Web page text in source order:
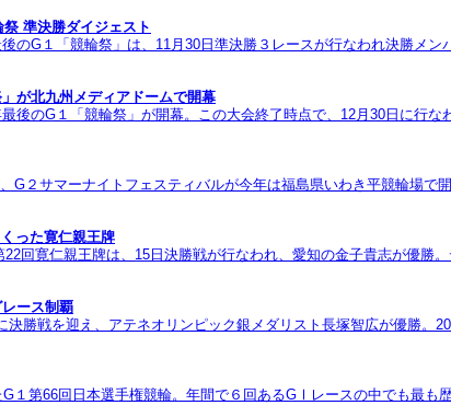
準決勝ダイジェスト
のG１「競輪祭」は、11月30日準決勝３レースが行なわれ決勝メ
が北九州メディアドームで開幕
後のG１「競輪祭」が開幕。この大会終了時点で、12月30日に行
G２サマーナイトフェスティバルが今年は福島県いわき平競輪場
った寛仁親王牌
回寛仁親王牌は、15日決勝戦が行なわれ、愛知の金子貴志が優
ース制覇
勝戦を迎え、アテネオリンピック銀メダリスト長塚智広が優勝
１第66回日本選手権競輪。年間で６回あるGⅠレースの中でも最